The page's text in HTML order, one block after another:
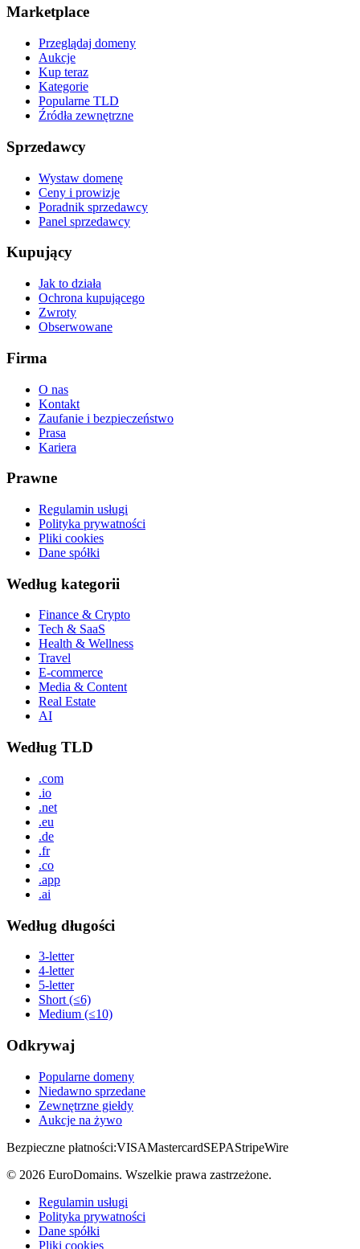
Marketplace
Przeglądaj domeny
Aukcje
Kup teraz
Kategorie
Popularne TLD
Źródła zewnętrzne
Sprzedawcy
Wystaw domenę
Ceny i prowizje
Poradnik sprzedawcy
Panel sprzedawcy
Kupujący
Jak to działa
Ochrona kupującego
Zwroty
Obserwowane
Firma
O nas
Kontakt
Zaufanie i bezpieczeństwo
Prasa
Kariera
Prawne
Regulamin usługi
Polityka prywatności
Pliki cookies
Dane spółki
Według kategorii
Finance & Crypto
Tech & SaaS
Health & Wellness
Travel
E-commerce
Media & Content
Real Estate
AI
Według TLD
.com
.io
.net
.eu
.de
.fr
.co
.app
.ai
Według długości
3-letter
4-letter
5-letter
Short (≤6)
Medium (≤10)
Odkrywaj
Popularne domeny
Niedawno sprzedane
Zewnętrzne giełdy
Aukcje na żywo
Bezpieczne płatności:VISAMastercardSEPAStripeWire
© 2026 EuroDomains. Wszelkie prawa zastrzeżone.
Regulamin usługi
Polityka prywatności
Dane spółki
Pliki cookies